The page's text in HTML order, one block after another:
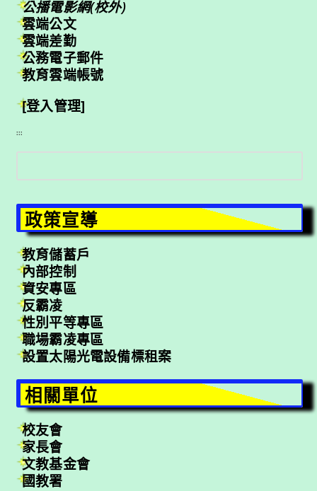
公播電影網(校外)
雲端公文
雲端差勤
公務電子郵件
教育雲端帳號
[登入管理]
:::
搜
尋
政策宣導
教育儲蓄戶
內部控制
資安專區
反霸凌
性別平等專區
職場霸凌專區
設置太陽光電設備標租案
相關單位
校友會
家長會
文教基金會
國教署